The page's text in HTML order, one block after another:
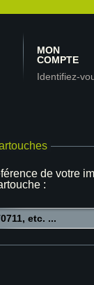
MON
COMPTE
Identifiez-
de votre
: